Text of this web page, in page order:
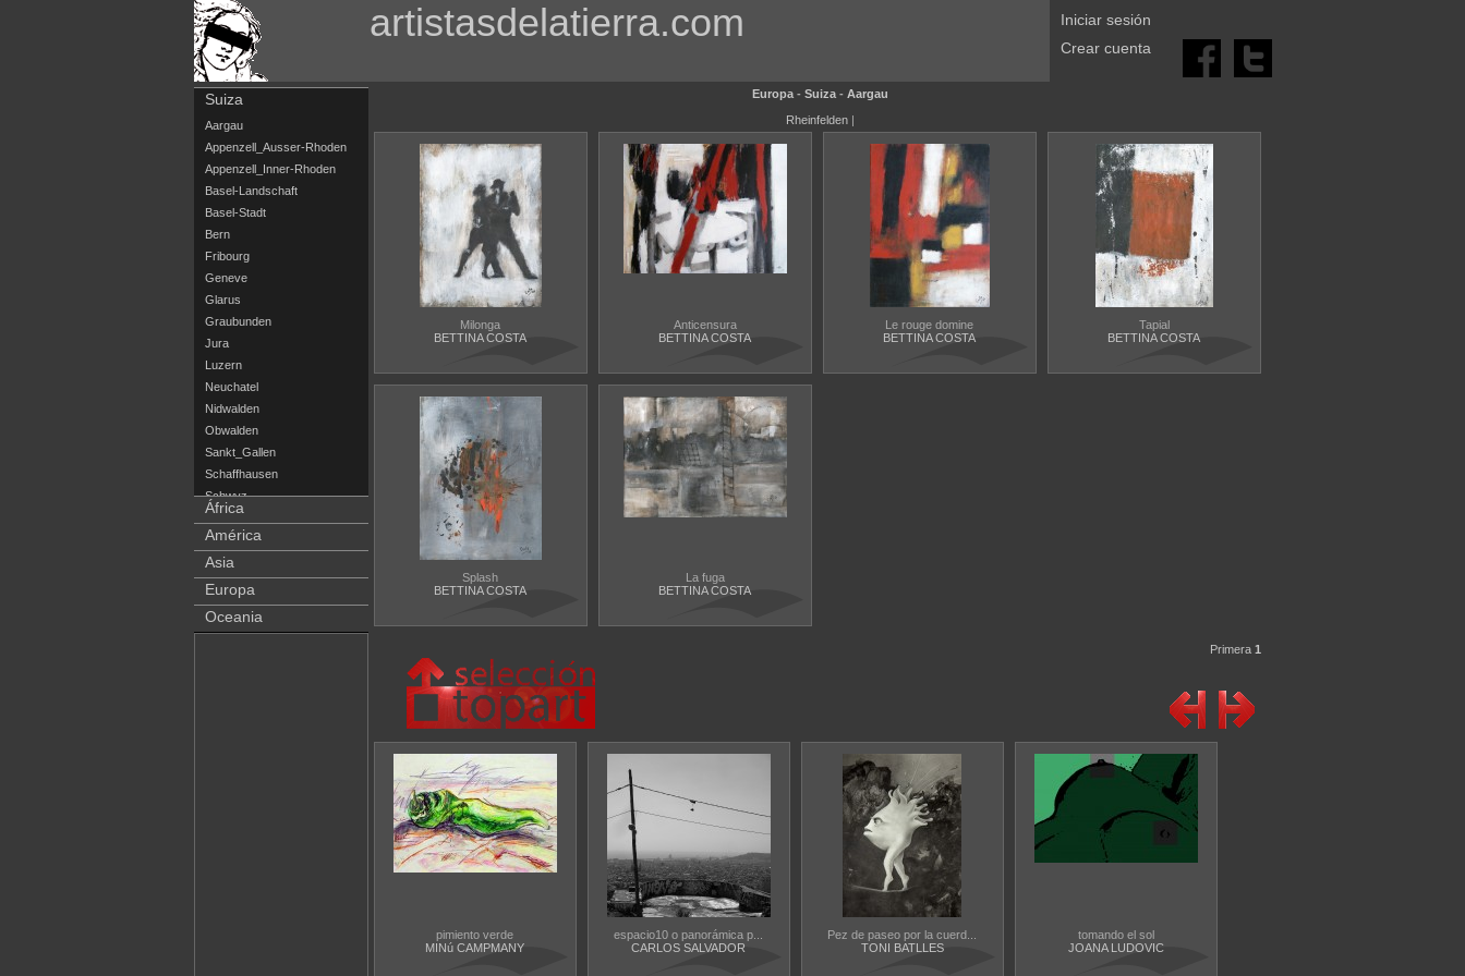
artistasdelatierra.com
Iniciar sesión
Crear cuenta
Suiza
Aargau
Appenzell_Ausser-Rhoden
Appenzell_Inner-Rhoden
Basel-Landschaft
Basel-Stadt
Bern
Fribourg
Geneve
Glarus
Graubunden
Jura
Luzern
Neuchatel
Nidwalden
Obwalden
Sankt_Gallen
Schaffhausen
Schwyz
Solothurn
Thurgau
Ticino
Uri
Valais
Vaud
África
América
Asia
Europa
Oceania
Europa - Suiza - Aargau
Rheinfelden |
Milonga
BETTINA COSTA
Anticensura
BETTINA COSTA
Le rouge domine
BETTINA COSTA
Tapial
BETTINA COSTA
Splash
BETTINA COSTA
La fuga
BETTINA COSTA
Primera 1
pimiento verde
MINú CAMPMANY
espacio10 o panorámica p...
CARLOS SALVADOR
Pez de paseo por la cuerd...
TONI BATLLES
tomando el sol
JOANA LUDOVIC